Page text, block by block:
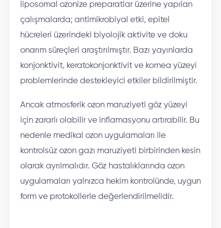
liposomal ozonize preparatlar üzerine yapılan
çalışmalarda; antimikrobiyal etki, epitel
hücreleri üzerindeki biyolojik aktivite ve doku
onarım süreçleri araştırılmıştır. Bazı yayınlarda
konjonktivit, keratokonjonktivit ve kornea yüzeyi
problemlerinde destekleyici etkiler bildirilmiştir.
Ancak atmosferik ozon maruziyeti göz yüzeyi
için zararlı olabilir ve inflamasyonu artırabilir. Bu
nedenle medikal ozon uygulamaları ile
kontrolsüz ozon gazı maruziyeti birbirinden kesin
olarak ayrılmalıdır. Göz hastalıklarında ozon
uygulamaları yalnızca hekim kontrolünde, uygun
form ve protokollerle değerlendirilmelidir.